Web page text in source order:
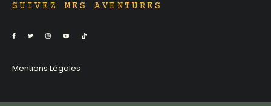
SUIVEZ MES AVENTURES
Mentions Légales